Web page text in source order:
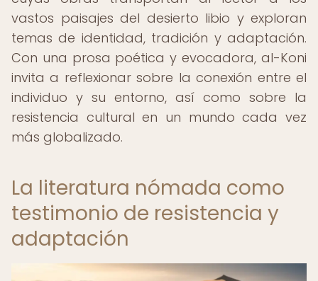
vastos paisajes del desierto libio y exploran
temas de identidad, tradición y adaptación.
Con una prosa poética y evocadora, al-Koni
invita a reflexionar sobre la conexión entre el
individuo y su entorno, así como sobre la
resistencia cultural en un mundo cada vez
más globalizado.
La literatura nómada como
testimonio de resistencia y
adaptación